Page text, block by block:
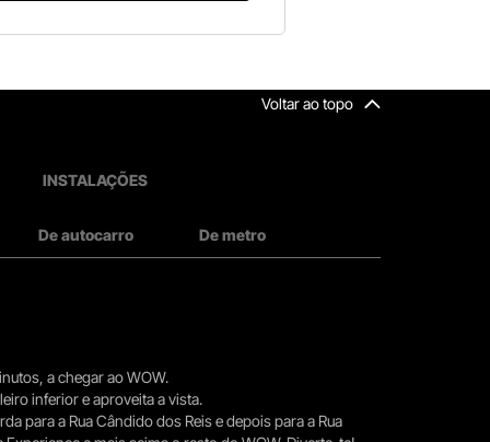
Voltar ao topo
INSTALAÇÕES
De autocarro De metro
a chegar ao WOW.
inferior e aproveita a vista.
para a Rua Cândido dos Reis e depois para a Rua